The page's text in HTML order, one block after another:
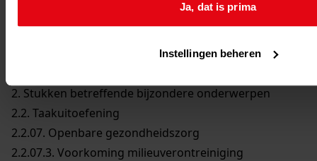
Ja, dat is prima
Instellingen beheren
2. Stukken betreffende bijzondere onderwerpen
2.2. Taakuitoefening
2.2.07. Openbare gezondheidszorg
2.2.07.3. Voorkoming milieuverontreiniging